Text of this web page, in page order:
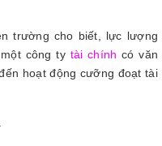
trường cho biết, lực lượng
công ty tài chính có văn
hoạt động cưỡng đoạt tài